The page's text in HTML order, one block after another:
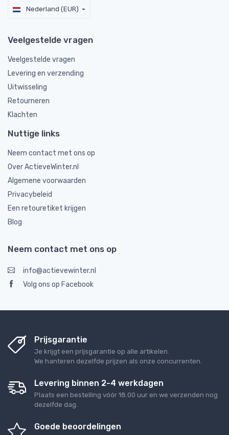
Nederland (EUR)
Veelgestelde vragen
Veelgestelde vragen
Levering en verzending
Uitwisseling
Retourneren
Klachten
Nuttige links
Neem contact met ons op
Over ActieveWinter.nl
Algemene voorwaarden
Privacybeleid
Een retouretiket krijgen
Blog
Neem contact met ons op
info@actievewinter.nl
Volg ons op Facebook
Prijsgarantie
Je krijgt een prijsgarantie op alle artikelen.
We hanteren dezelfde prijzen als onze concurrenten.
Levering binnen 2-4 werkdagen
Plaats een bestelling vóór 18.00 uur en we verzenden nog
dezelfde dag.
Goede beoordelingen